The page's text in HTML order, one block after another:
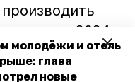
молодёжи и отель
глава
новые
к 2024